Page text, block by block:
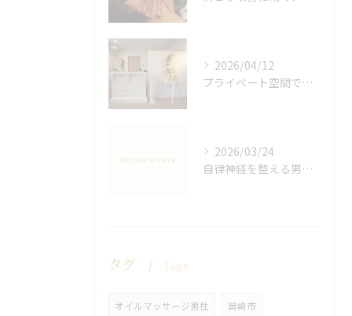
2026/04/12
プライベート空間で極上アロマリンパケアの効果
2026/03/24
自律神経を整える男性オイルマッサージ
タグ Tags
オイルマッサージ男性 岡崎市